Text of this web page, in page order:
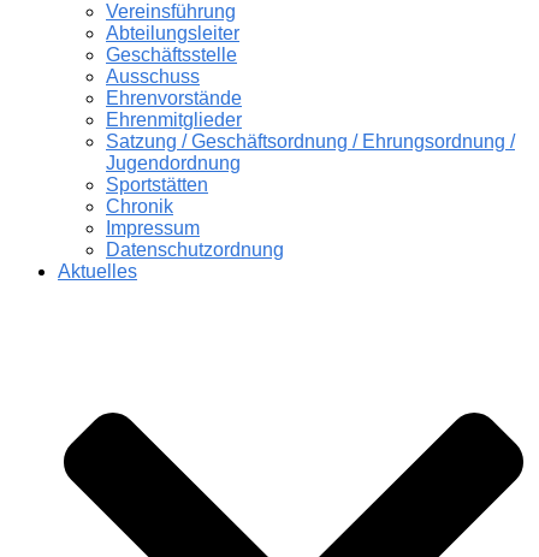
Vereinsführung
Abteilungsleiter
Geschäftsstelle
Ausschuss
Ehrenvorstände
Ehrenmitglieder
Satzung / Geschäftsordnung / Ehrungsordnung /
Jugendordnung
Sportstätten
Chronik
Impressum
Datenschutzordnung
Aktuelles